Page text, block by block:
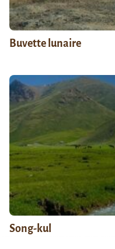
Buvette lunaire
Song-kul